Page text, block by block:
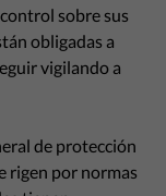
sobre sus
obligadas a
vigilando a
de protección
rigen por normas